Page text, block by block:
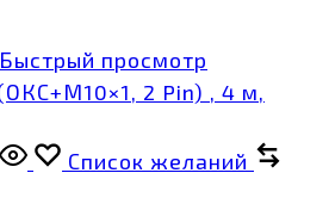
Быстрый просмотр
Список желаний